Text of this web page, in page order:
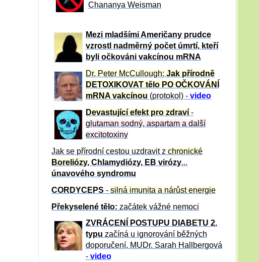
Chananya Weisman
Mezi mladšími Američany prudce
vzrostl nadměrný počet úmrtí, kteří
byli očkováni vakcínou mRNA
Dr. Peter McCullough: Jak přírodně
DETOXIKOVAT tělo PO OČKOVÁNÍ
mRNA vakcínou (protokol) - video
Devastující efekt pro zdraví-
glutaman sodný, aspartam a další
excitotoxiny
Jak se přírodní cestou uzdravit z chronické
Boreliózy, Chlamydiózy, EB virózy...
únavového syndromu
CORDYCEPS - silná imunita a nárůst energie
Překyselené tělo: začátek vážné nemoci
ZVRÁCE NÍ POSTUPU DIABETU 2.
typu začíná u ignorování běžných
doporučení, MUDr. Sarah Hallbergová
- video